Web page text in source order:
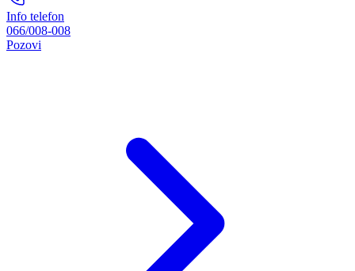
Info telefon
066/008-008
Pozovi